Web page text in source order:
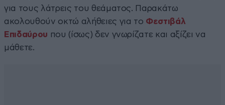
για τους λάτρεις του θεάματος. Παρακάτω
ακολουθούν οκτώ αλήθειες για το Φεστιβάλ
Επιδαύρου που (ίσως) δεν γνωρίζατε και αξίζει να
μάθετε.